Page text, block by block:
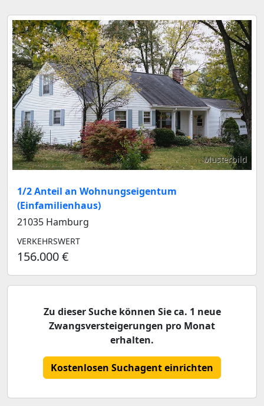
Musterbild
1/2 Anteil an Wohnungseigentum
(Einfamilienhaus)
21035 Hamburg
VERKEHRSWERT
156.000 €
Zu dieser Suche können Sie ca. 1 neue
Zwangsversteigerungen pro Monat
erhalten.
Kostenlosen Suchagent einrichten